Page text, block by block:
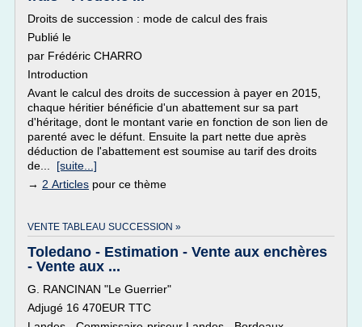
Droits de succession : mode de calcul des frais
Publié le
par Frédéric CHARRO
Introduction
Avant le calcul des droits de succession à payer en 2015,
chaque héritier bénéficie d'un abattement sur sa part
d'héritage, dont le montant varie en fonction de son lien de
parenté avec le défunt. Ensuite la part nette due après
déduction de l'abattement est soumise au tarif des droits
de... [suite...]
→ 2 Articles pour ce thème
VENTE TABLEAU SUCCESSION »
Toledano - Estimation - Vente aux enchères
- Vente aux ...
G. RANCINAN "Le Guerrier"
Adjugé 16 470EUR TTC